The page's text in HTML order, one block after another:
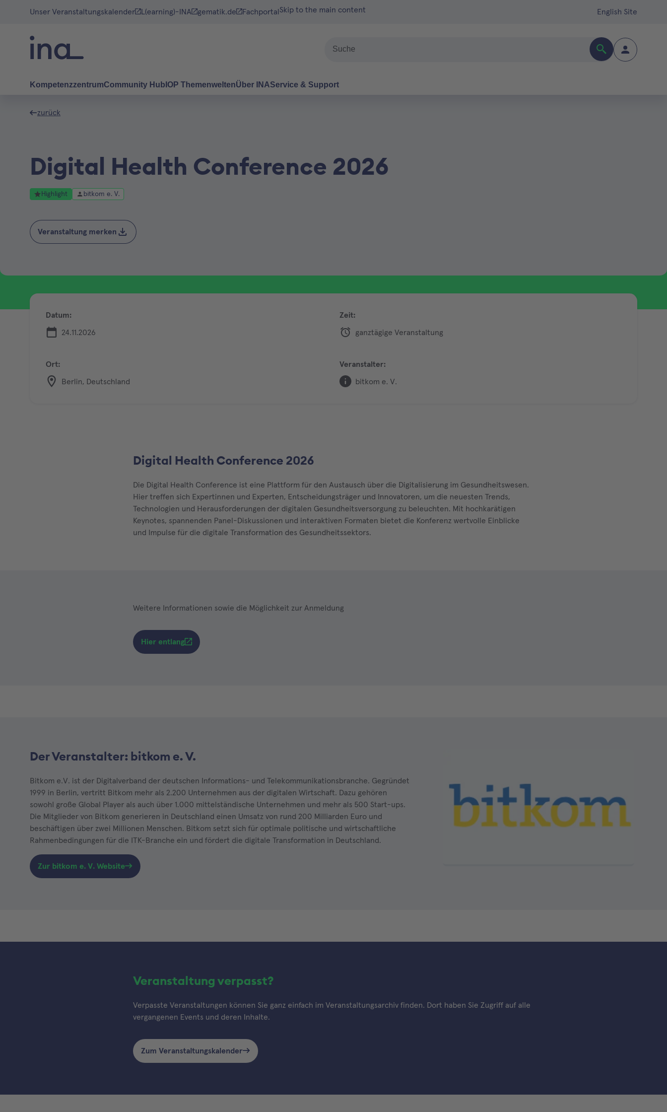
Unser Veranstaltungskalender L(earning)-INA gematik.de Fachportal Skip to the main content English Site
Suche
KompetenzzentrumCommunity Hub IOP ThemenweltenÜber INAService & Support
zurück
Digital Health Conference 2026
Highlight bitkom e. V.
Veranstaltung merken
Datum:
24.11.2026
Zeit:
ganztägige Veranstaltung
Ort:
Berlin, Deutschland
Veranstalter:
bitkom e. V.
Digital Health Conference 2026
Die Digital Health Conference ist eine Plattform für den Austausch über die Digitalisierung im Gesundheitswesen.
Hier treffen sich Expertinnen und Experten, Entscheidungsträger und Innovatoren, um die neuesten Trends,
Technologien und Herausforderungen der digitalen Gesundheitsversorgung zu beleuchten. Mit hochkarätigen
Keynotes, spannenden Panel-Diskussionen und interaktiven Formaten bietet die Konferenz wertvolle Einblicke
und Impulse für die digitale Transformation des Gesundheitssektors.
Weitere Informationen sowie die Möglichkeit zur Anmeldung
Hier entlang
Der Veranstalter: bitkom e. V.
Bitkom e.V. ist der Digitalverband der deutschen Informations- und Telekommunikationsbranche. Gegründet
1999 in Berlin, vertritt Bitkom mehr als 2.200 Unternehmen aus der digitalen Wirtschaft. Dazu gehören
sowohl große Global Player als auch über 1.000 mittelständische Unternehmen und mehr als 500 Start-ups.
Die Mitglieder von Bitkom generieren in Deutschland einen Umsatz von rund 200 Milliarden Euro und
beschäftigen über zwei Millionen Menschen. Bitkom setzt sich für optimale politische und wirtschaftliche
Rahmenbedingungen für die ITK-Branche ein und fördert die digitale Transformation in Deutschland.
Zur bitkom e. V. Website
Veranstaltung verpasst?
Verpasste Veranstaltungen können Sie ganz einfach im Veranstaltungsarchiv finden. Dort haben Sie Zugriff auf alle
vergangenen Events und deren Inhalte.
Zum Veranstaltungskalender